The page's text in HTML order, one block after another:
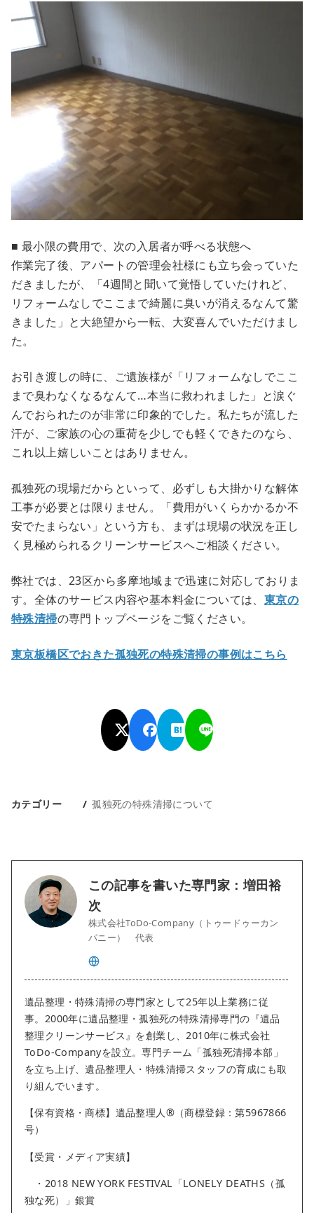
■ 最小限の費用で、次の入居者が呼べる状態へ
作業完了後、アパートの管理会社様にも立ち会っていた
だきましたが、「4週間と聞いて覚悟していたけれど、
リフォームなしでここまで綺麗に臭いが消えるなんて驚
きました」と大絶望から一転、大変喜んでいただけまし
た。
お引き渡しの時に、ご遺族様が「リフォームなしでここ
まで臭わなくなるなんて…本当に救われました」と涙ぐ
んでおられたのが非常に印象的でした。私たちが流した
汗が、ご家族の心の重荷を少しでも軽くできたのなら、
これ以上嬉しいことはありません。
孤独死の現場だからといって、必ずしも大掛かりな解体
工事が必要とは限りません。「費用がいくらかかるか不
安でたまらない」という方も、まずは現場の状況を正し
く見極められるクリーンサービスへご相談ください。
弊社では、23区から多摩地域まで迅速に対応しておりま
す。全体のサービス内容や基本料金については、 東京の
特殊清掃の専門トップページをご覧ください。
東京板橋区でおきた孤独死の特殊清掃の事例はこちら
カテゴリー 孤独死の特殊清掃について
この記事を書いた専門家：増田裕
次
株式会社ToDo-Company（トゥードゥーカン
パニー） 代表
遺品整理・特殊清掃の専門家として25年以上業務に従
事。2000年に遺品整理・孤独死の特殊清掃専門の『遺品
整理クリーンサービス』を創業し、2010年に株式会社
ToDo-Companyを設立。専門チーム「孤独死清掃本部」
を立ち上げ、遺品整理人・特殊清掃スタッフの育成にも取
り組んでいます。
【保有資格・商標】遺品整理人®︎（商標登録：第5967866
号）
【受賞・メディア実績】
・2018 NEW YORK FESTIVAL「LONELY DEATHS（孤
独な死）」銀賞